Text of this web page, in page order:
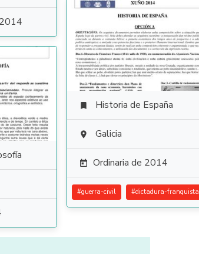
 Historia de España
 Galicia
 Ordinaria de 2014
#guerra-civil #dictadura-franquista